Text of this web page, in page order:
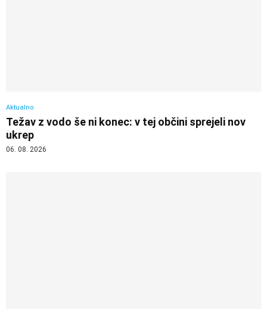
Aktualno
Težav z vodo še ni konec: v tej občini sprejeli nov
ukrep
06. 08. 2026